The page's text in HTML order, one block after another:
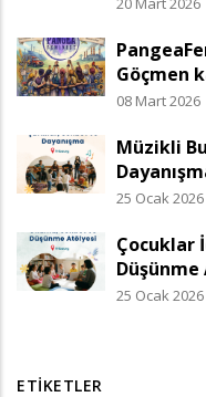
Göçmen
08 Mart 2026
Müzikli
25 Ocak 2026
Çocuklar
25 Ocak 2026
ETIKETLER